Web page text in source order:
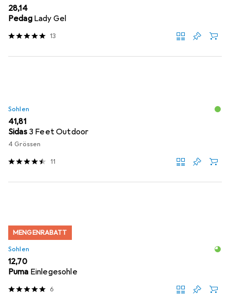
EUR
28,14
Pedag Lady Gel
13
Sohlen
EUR
41,81
Sidas 3 Feet Outdoor
4 Grössen
11
MENGENRABATT
Sohlen
EUR
12,70
Puma Einlegesohle
6